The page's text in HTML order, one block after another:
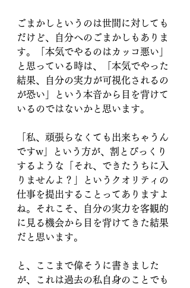
ごまかしというのは世間に対しても
だけど、自分へのごまかしもありま
す。「本気でやるのはカッコ悪い」
と思っている時は、「本気でやった
結果、自分の実力が可視化されるの
が恐い」という本音から目を背けて
いるのではないかと思います。
「私、頑張らなくても出来ちゃうん
ですw」という方が、割とびっくり
するような「それ、できたうちに入
りませんよ？」というクオリティの
仕事を提出することってありますよ
ね。それこそ、自分の実力を客観的
に見る機会から目を背けてきた結果
だと思います。
と、ここまで偉そうに書きました
が、これは過去の私自身のことでも